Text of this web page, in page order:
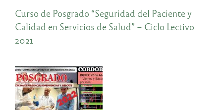
Curso de Posgrado “Seguridad del Paciente y
Calidad en Servicios de Salud” – Ciclo Lectivo
2021